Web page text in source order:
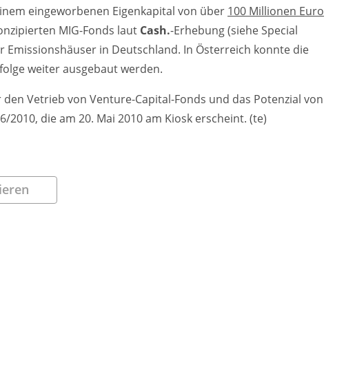
eingeworbenen Eigenkapital von über 100 Millionen Euro
MIG-Fonds laut Cash.-Erhebung (siehe Special
Emissionshäuser in Deutschland. In Österreich konnte die
weiter ausgebaut werden.
Vetrieb von Venture-Capital-Fonds und das Potenzial von
die am 20. Mai 2010 am Kiosk erscheint. (te)